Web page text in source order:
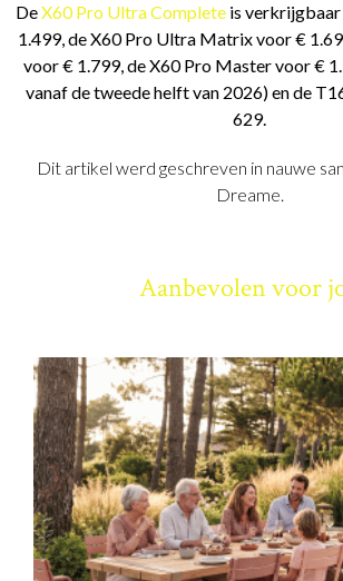
DeX60 Pro Ultra Complete is
1.499, de X60 Pro Ultra Matrix voor €
voor € 1.799, de X60 Pro Master voor €
vanaf de tweede helft van 2026) en de
629.
Dit artikel werd geschreven in nauwe
Dreame.
Aanbevolen voor